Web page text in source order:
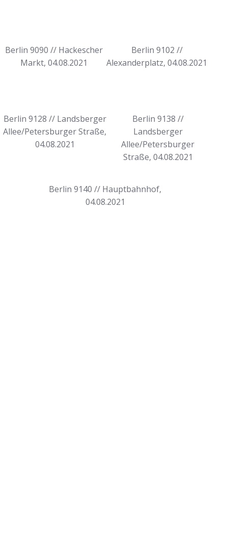
Berlin 9090 // Hackescher
Markt, 04.08.2021
Berlin 9102 //
Alexanderplatz, 04.08.2021
Berlin 9128 // Landsberger
Allee/Petersburger Straße,
04.08.2021
Berlin 9138 //
Landsberger
Allee/Petersburger
Straße, 04.08.2021
Berlin 9140 // Hauptbahnhof,
04.08.2021